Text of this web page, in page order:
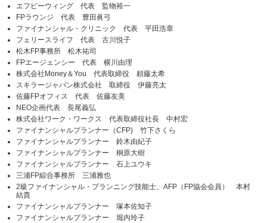
エフピーウィング 代表 監物裕一
FPラウンジ 代表 豊田眞弓
ファイナンシャル・クリニック 代表 平田浩章
フェリースライフ 代表 古川悦子
松木FP事務所 松木祐司
FPエージェンシー 代表 横川由理
株式会社Money＆You 代表取締役 頼藤太希
スキラージャパン株式会社 取締役 伊藤亮太
佐藤FPオフィス 代表 佐藤友美
NEO企画代表 長尾義弘
株式会社ワーク・ワークス 代表取締役社長 中村宏
ファイナンシャルプランナー（CFP) 竹下さくら
ファイナンシャルプランナー 鈴木由紀子
ファイナンシャルプランナー 桐原大樹
ファイナンシャルプランナー 石上ユウキ
三浦FP綜合事務所 三浦雅也
2級ファイナンシャル・プランニング技能士、AFP（FP協会会員） 本村
結貴
ファイナンシャルプランナー 塚本佐知子
ファイナンシャルプランナー 堀内玲子